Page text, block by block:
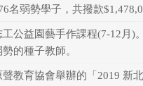
名弱勢學子，共撥款
工公益園藝手作課程(7-12月)
的種子教師。
教育協會舉辦的「2019 新